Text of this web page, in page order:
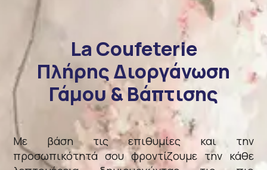
La Coufeterie
Πλήρης Διοργάνωση
Γάμου & Βάπτισης
Με βάση τις επιθυμίες και την
προσωπικότητά σου φροντίζουμε την κάθε